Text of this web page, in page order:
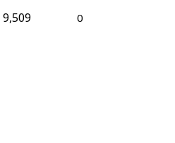
0
9,509